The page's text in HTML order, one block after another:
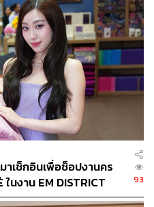
าเช็กอินเพื่อช็อปงานคร
นงาน EM DISTRICT
93